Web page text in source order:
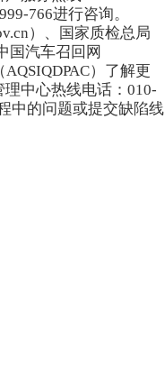
766进行咨询。
）、国家质检总局
国汽车召回网
）了解更
中心热线电话：010-
中的问题或提交缺陷线